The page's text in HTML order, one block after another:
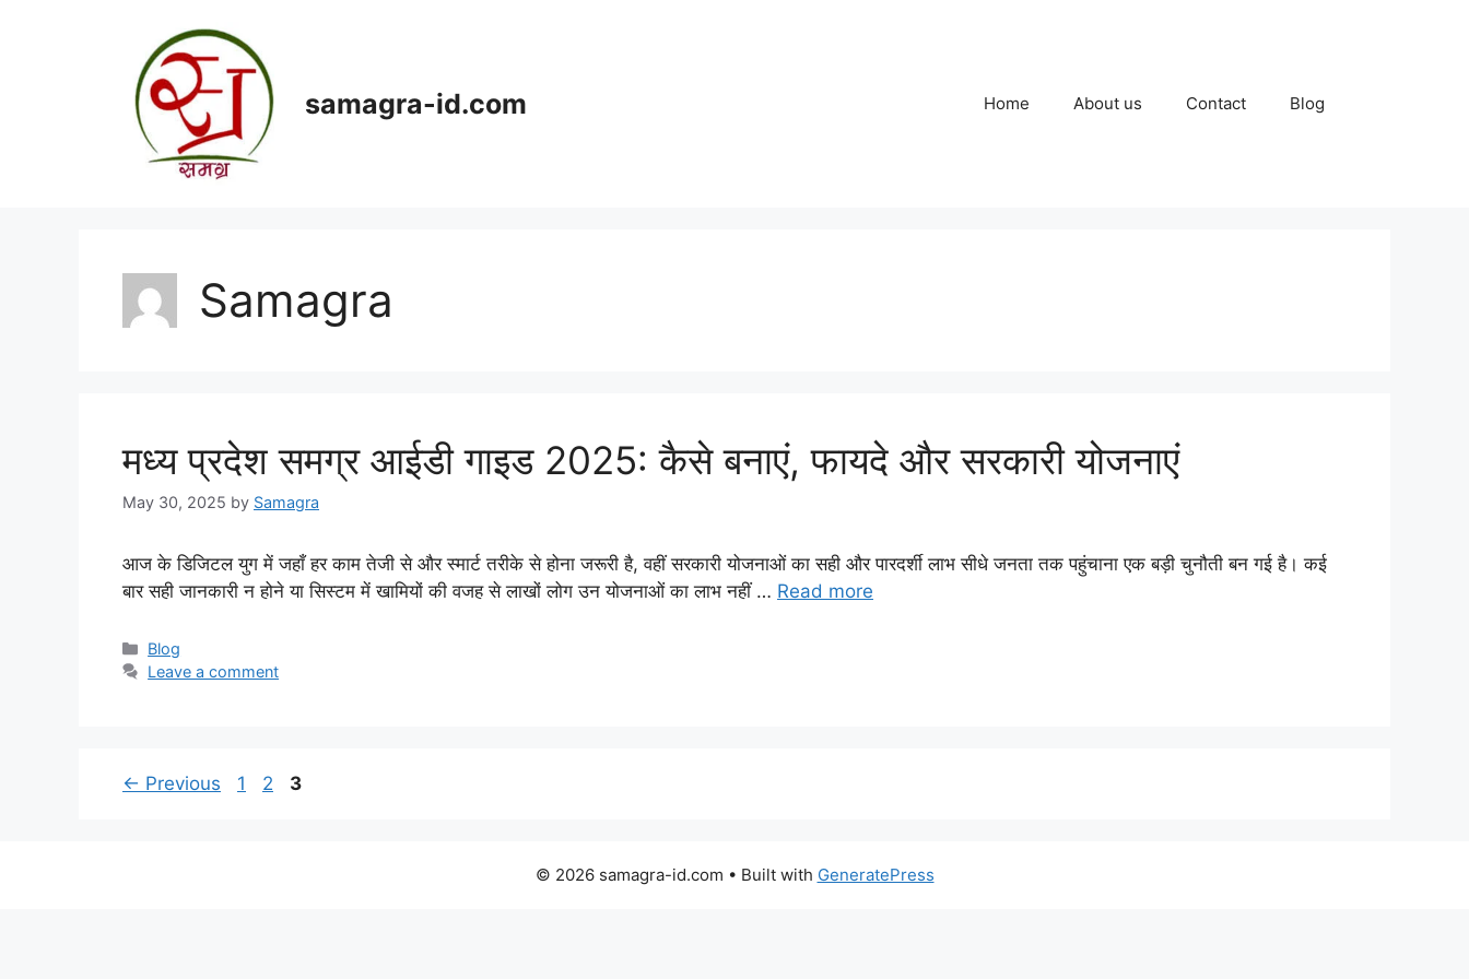
samagra-id.com Home About us Contact Blog
Samagra
मध्य प्रदेश समग्र आईडी गाइड 2025: कैसे बनाएं, फायदे और सरकारी योजनाएं
May 30, 2025 by Samagra
आज के डिजिटल युग में जहाँ हर काम तेजी से और स्मार्ट तरीके से होना जरूरी है, वहीं सरकारी योजनाओं का सही और पारदर्शी लाभ सीधे जनता तक पहुंचाना एक बड़ी चुनौती बन गई है। कई
बार सही जानकारी न होने या सिस्टम में खामियों की वजह से लाखों लोग उन योजनाओं का लाभ नहीं … Read more
Categories
Blog
Leave a comment
← Previous Page
1 Page
2 Page
3
© 2026 samagra-id.com • Built with GeneratePress